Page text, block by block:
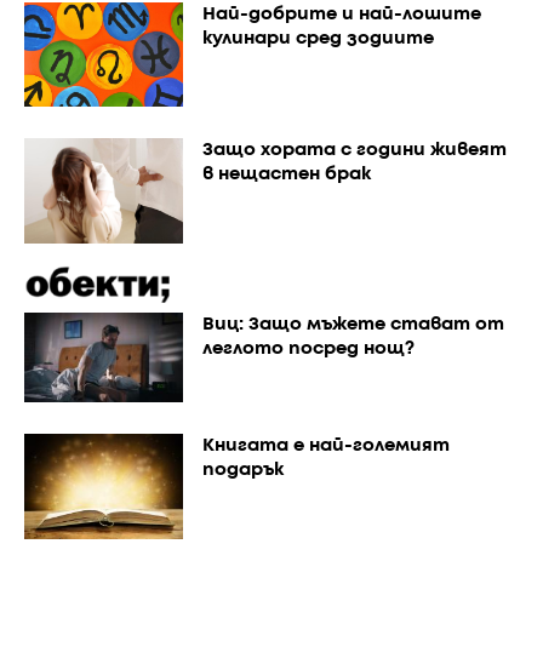
Най-добрите и най-лошите
кулинари сред зодиите
Защо хората с години живеят
в нещастен брак
Виц: Защо мъжете стават от
леглото посред нощ?
Книгата е най-големият
подарък